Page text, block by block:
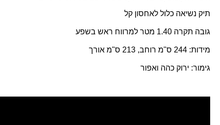
תיק נשיאה כלול לאחסון קל
גובה תקרה 1.40 מטר למרווח ראש בשפע
מידות: 244 ס"מ רוחב, 213 ס"מ אורך
גימור: ירוק כהה ואפור